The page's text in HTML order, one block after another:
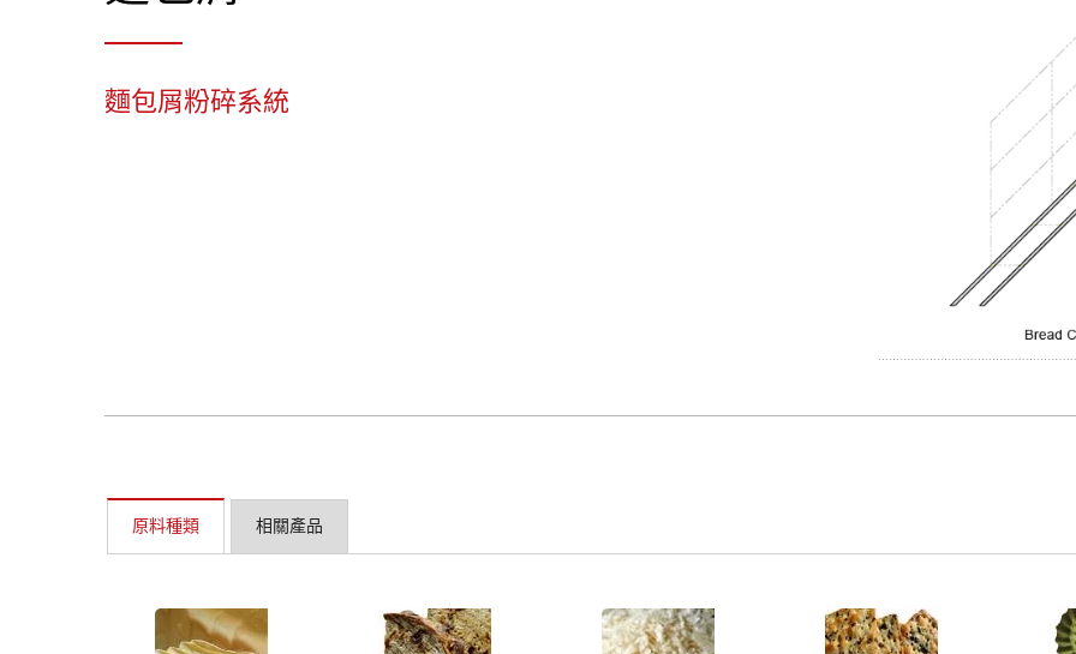
麵包屑粉碎系統
原料種類 相關產品